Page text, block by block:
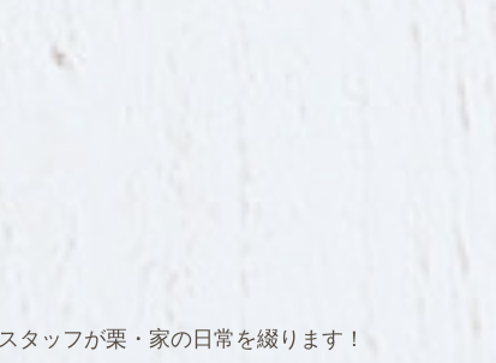
スタッフが栗・家の日常を綴ります！